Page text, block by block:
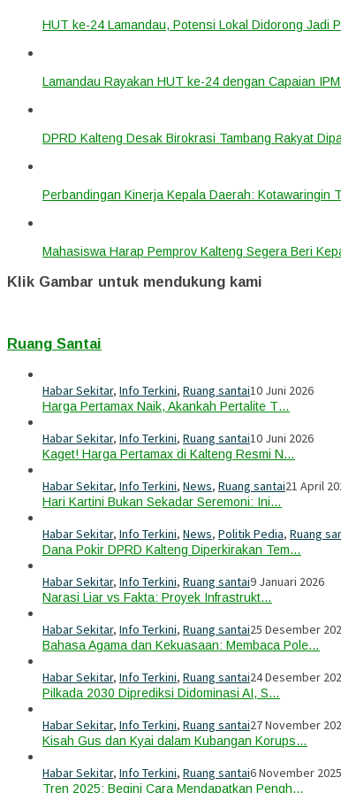
HUT ke-24 Lamandau, Potensi Lokal Didorong Jadi
Lamandau Rayakan HUT ke-24 dengan Capaian
DPRD Kalteng Desak Birokrasi Tambang Rakyat
Perbandingan Kinerja Kepala Daerah: Kotawaringin
Mahasiswa Harap Pemprov Kalteng Segera Beri
Klik Gambar untuk mendukung kami
Ruang Santai
Habar Sekitar, Info Terkini, Ruang santai10 Juni 2026
Harga Pertamax Naik, Akankah Pertalite T…
Habar Sekitar, Info Terkini, Ruang santai10 Juni 2026
Kaget! Harga Pertamax di Kalteng Resmi N…
Habar Sekitar, Info Terkini, News, Ruang santai21 April
Hari Kartini Bukan Sekadar Seremoni: Ini…
Habar Sekitar, Info Terkini, News, Politik Pedia, Ruang
Dana Pokir DPRD Kalteng Diperkirakan Tem…
Habar Sekitar, Info Terkini, Ruang santai9 Januari 2026
Narasi Liar vs Fakta: Proyek Infrastrukt…
Habar Sekitar, Info Terkini, Ruang santai25 Desember
Bahasa Agama dan Kekuasaan: Membaca Pole…
Habar Sekitar, Info Terkini, Ruang santai24 Desember
Pilkada 2030 Diprediksi Didominasi AI, S…
Habar Sekitar, Info Terkini, Ruang santai27 November
Kisah Gus dan Kyai dalam Kubangan Korups…
Habar Sekitar, Info Terkini, Ruang santai6 November 2025
Tren 2025: Begini Cara Mendapatkan Pengh…